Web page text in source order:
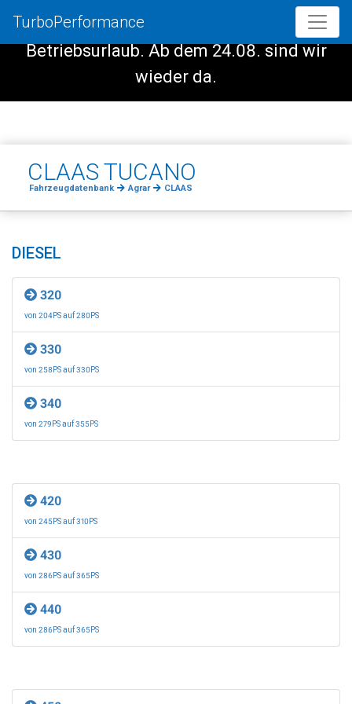
Vom 08.08. - 23.08. haben wir
Betriebsurlaub. Ab dem 24.08. sind wir
wieder da.
TurboPerformance
CLAAS TUCANO
Fahrzeugdatenbank Agrar CLAAS
DIESEL
320
von 204PS auf 280PS
330
von 258PS auf 330PS
340
von 279PS auf 355PS
420
von 245PS auf 310PS
430
von 286PS auf 365PS
440
von 286PS auf 365PS